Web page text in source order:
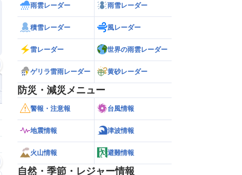
雨雲レーダー 雨雪レーダー
積雪レーダー 風レーダー
雷レーダー 世界の雨雲レーダー
ゲリラ雷雨レーダー 黄砂レーダー
防災・減災メニュー
警報・注意報 台風情報
地震情報 津波情報
火山情報 避難情報
自然・季節・レジャー情報